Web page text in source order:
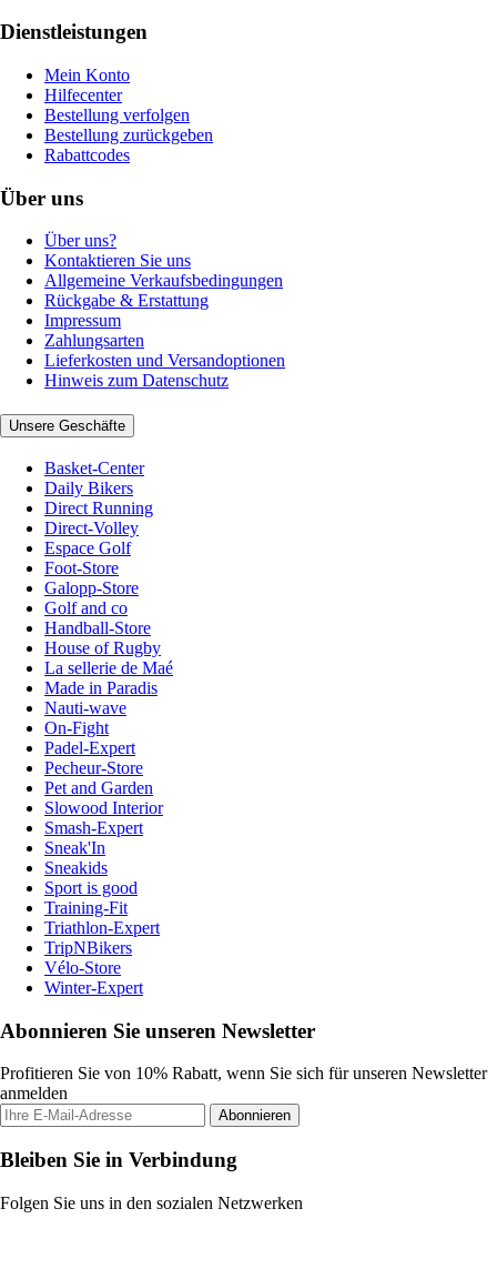
Dienstleistungen
Mein Konto
Hilfecenter
Bestellung verfolgen
Bestellung zurückgeben
Rabattcodes
Über uns
Über uns?
Kontaktieren Sie uns
Allgemeine Verkaufsbedingungen
Rückgabe & Erstattung
Impressum
Zahlungsarten
Lieferkosten und Versandoptionen
Hinweis zum Datenschutz
Unsere Geschäfte
Basket-Center
Daily Bikers
Direct Running
Direct-Volley
Espace Golf
Foot-Store
Galopp-Store
Golf and co
Handball-Store
House of Rugby
La sellerie de Maé
Made in Paradis
Nauti-wave
On-Fight
Padel-Expert
Pecheur-Store
Pet and Garden
Slowood Interior
Smash-Expert
Sneak'In
Sneakids
Sport is good
Training-Fit
Triathlon-Expert
TripNBikers
Vélo-Store
Winter-Expert
Abonnieren Sie unseren Newsletter
Profitieren Sie von 10% Rabatt, wenn Sie sich für unseren Newsletter
anmelden
Abonnieren
Bleiben Sie in Verbindung
Folgen Sie uns in den sozialen Netzwerken